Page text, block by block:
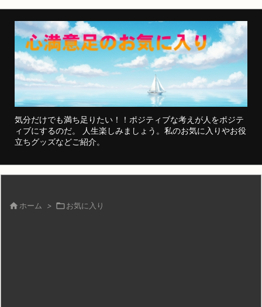
気分だけでも満ち足りたい！！ポジティブな考えが人をポジテ
ィブにするのだ。 人生楽しみましょう。私のお気に入りやお役
立ちグッズなどご紹介。
 ホーム > お気に入り